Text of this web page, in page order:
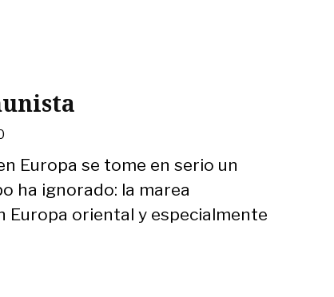
Europa se tome en serio un
ha ignorado: la marea
Europa oriental y especialmente